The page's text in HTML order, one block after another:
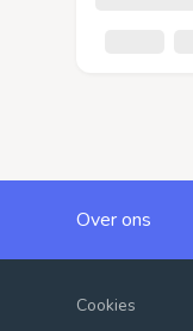
Over ons
Cookies